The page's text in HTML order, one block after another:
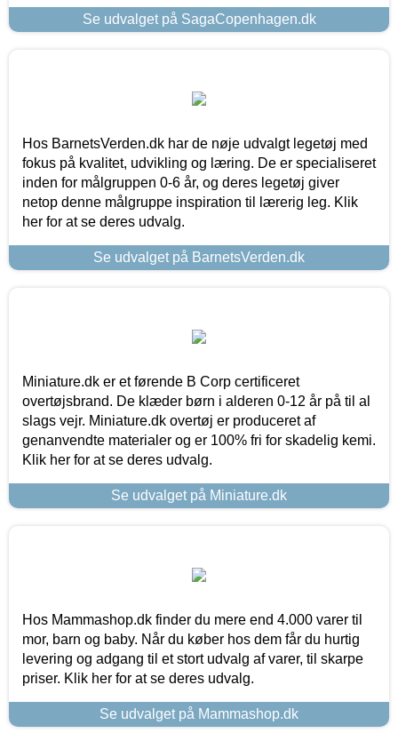
Se udvalget på SagaCopenhagen.dk
Hos BarnetsVerden.dk har de nøje udvalgt legetøj med
fokus på kvalitet, udvikling og læring. De er specialiseret
inden for målgruppen 0-6 år, og deres legetøj giver
netop denne målgruppe inspiration til lærerig leg. Klik
her for at se deres udvalg.
Se udvalget på BarnetsVerden.dk
Miniature.dk er et førende B Corp certificeret
overtøjsbrand. De klæder børn i alderen 0-12 år på til al
slags vejr. Miniature.dk overtøj er produceret af
genanvendte materialer og er 100% fri for skadelig kemi.
Klik her for at se deres udvalg.
Se udvalget på Miniature.dk
Hos Mammashop.dk finder du mere end 4.000 varer til
mor, barn og baby. Når du køber hos dem får du hurtig
levering og adgang til et stort udvalg af varer, til skarpe
priser. Klik her for at se deres udvalg.
Se udvalget på Mammashop.dk